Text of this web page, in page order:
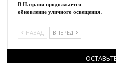
В Назрани продолжается
обновление уличного освещения.
НАЗАД ВПЕРЕД